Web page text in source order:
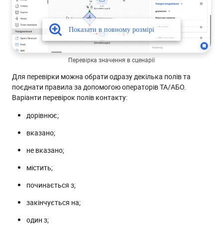
Перевірка значення в сценарії
Для перевірки можна обрати одразу декілька полів та
поєднати правила за допомогою операторів ТА/АБО.
Варіанти перевірок полів контакту:
дорівнює;
вказано;
не вказано;
містить;
починається з;
закінчується на;
один з;